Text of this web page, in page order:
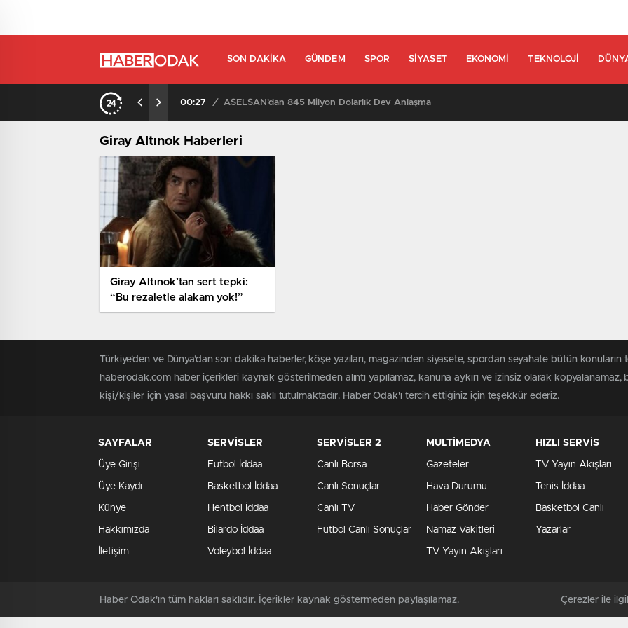
SON DAKIKA GÜNDEM SPOR SIYASET EKONOMI TEKNOLOJI
00:27 / ASELSAN’dan 845 Milyon Dolarlık Dev Anlaşma
Giray Altınok Haberleri
Giray Altınok’tan sert tepki:
“Bu rezaletle alakam yok!”
Türkiye'den ve Dünya’dan son dakika haberler, köşe yazıları, magazinden siyasete, spordan seyahate bütün
haberodak.com haber içerikleri kaynak gösterilmeden alıntı yapılamaz, kanuna aykırı ve izinsiz olarak kopyalanamaz,
kişi/kişiler için yasal başvuru hakkı saklı tutulmaktadır. Haber Odak'ı tercih ettiğiniz için teşekkür ederiz.
SAYFALAR
Üye Girişi
Üye Kaydı
Künye
Hakkımızda
İletişim
SERVİSLER
Futbol İddaa
Basketbol İddaa
Hentbol İddaa
Bilardo İddaa
Voleybol İddaa
SERVİSLER 2
Canlı Borsa
Canlı Sonuçlar
Canlı TV
Futbol Canlı Sonuçlar
MULTİMEDYA
Gazeteler
Hava Durumu
Haber Gönder
Namaz Vakitleri
TV Yayın Akışları
HIZLI SERVİS
TV Yayın Akışları
Tenis İddaa
Basketbol Canlı
Yazarlar
Haber Odak'ın tüm hakları saklıdır. İçerikler kaynak göstermeden paylaşılamaz. Çerezler ile